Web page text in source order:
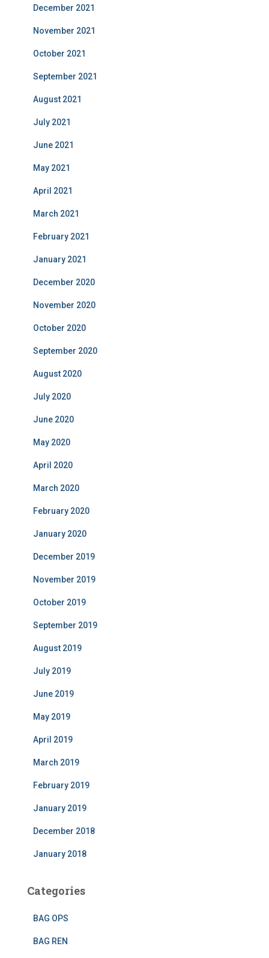
December 2021
November 2021
October 2021
September 2021
August 2021
July 2021
June 2021
May 2021
April 2021
March 2021
February 2021
January 2021
December 2020
November 2020
October 2020
September 2020
August 2020
July 2020
June 2020
May 2020
April 2020
March 2020
February 2020
January 2020
December 2019
November 2019
October 2019
September 2019
August 2019
July 2019
June 2019
May 2019
April 2019
March 2019
February 2019
January 2019
December 2018
January 2018
Categories
BAG OPS
BAG REN